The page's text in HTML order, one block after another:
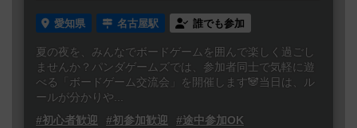
愛知県 名古屋駅 誰でも参加
夏の夜を、みんなでボードゲームを囲んで楽しく過ごし
ませんか？パンダゲームズでは、参加者同士で気軽に遊
べる「ボードゲーム交流会」を開催します🐼当日は、ル
ールが分かりや...
#初心者歓迎
#初参加歓迎
#途中参加OK